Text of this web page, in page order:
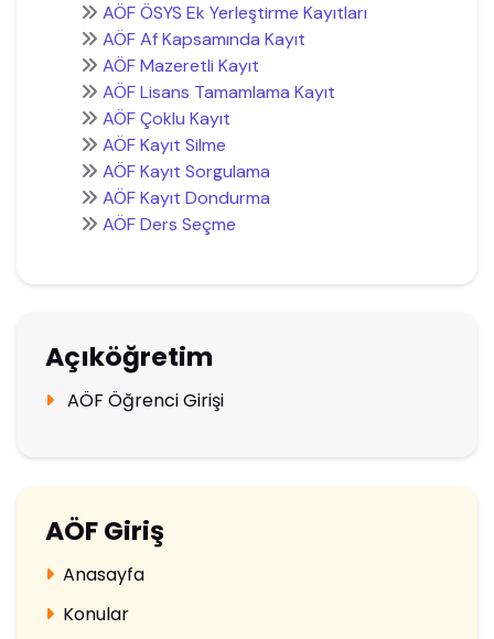
AÖF ÖSYS Ek Yerleştirme Kayıtları
AÖF Af Kapsamında Kayıt
AÖF Mazeretli Kayıt
AÖF Lisans Tamamlama Kayıt
AÖF Çoklu Kayıt
AÖF Kayıt Silme
AÖF Kayıt Sorgulama
AÖF Kayıt Dondurma
AÖF Ders Seçme
Açıköğretim
AÖF Öğrenci Girişi
AÖF Giriş
Anasayfa
Konular